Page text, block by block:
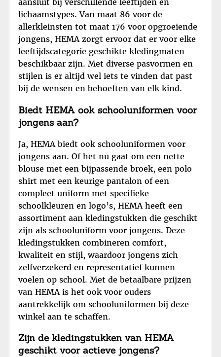
aansluit bij verschillende leeftijden en
lichaamstypes. Van maat 86 voor de
allerkleinsten tot maat 176 voor opgroeiende
jongens, HEMA zorgt ervoor dat er voor elke
leeftijdscategorie geschikte kledingmaten
beschikbaar zijn. Met diverse pasvormen en
stijlen is er altijd wel iets te vinden dat past
bij de wensen en behoeften van elk kind.
Biedt HEMA ook schooluniformen voor
jongens aan?
Ja, HEMA biedt ook schooluniformen voor
jongens aan. Of het nu gaat om een nette
blouse met een bijpassende broek, een polo
shirt met een keurige pantalon of een
compleet uniform met specifieke
schoolkleuren en logo’s, HEMA heeft een
assortiment aan kledingstukken die geschikt
zijn als schooluniform voor jongens. Deze
kledingstukken combineren comfort,
kwaliteit en stijl, waardoor jongens zich
zelfverzekerd en representatief kunnen
voelen op school. Met de betaalbare prijzen
van HEMA is het ook voor ouders
aantrekkelijk om schooluniformen bij deze
winkel aan te schaffen.
Zijn de kledingstukken van HEMA
geschikt voor actieve jongens?